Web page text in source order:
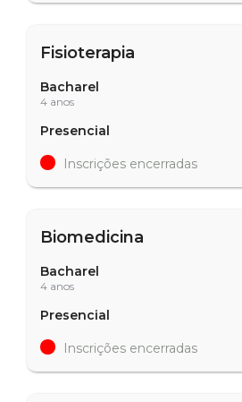
Fisioterapia
Bacharel
4 anos
Presencial
Inscrições encerradas
Biomedicina
Bacharel
4 anos
Presencial
Inscrições encerradas